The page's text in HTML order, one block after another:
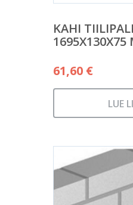
KAHI
1695X130X75
61,60 €
LUE